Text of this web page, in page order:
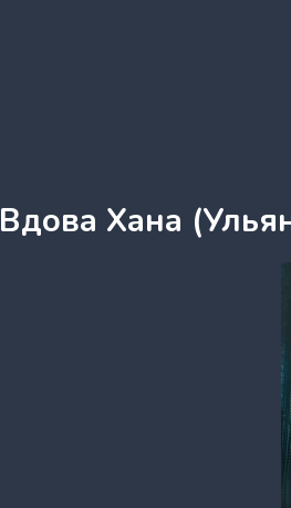
Вдова Хана